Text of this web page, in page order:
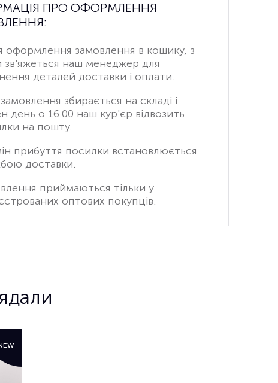
ПРО ОФОРМЛЕННЯ
оформлення замовлення в кошику, з
зв'яжеться наш менеджер для
деталей доставки і оплати.
збирається на складі і
день о 16.00 наш кур'єр відвозить
на пошту.
прибуття посилки встановлюється
доставки.
приймаються тільки у
оптових покупців.